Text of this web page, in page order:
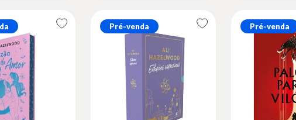
Pré-venda Pré-venda